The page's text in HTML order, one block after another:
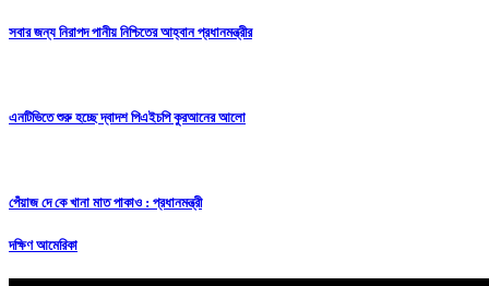
সবার জন্য নিরাপদ পানীয় নিশ্চিতের আহ্বান প্রধানমন্ত্রীর
এনটিভিতে শুরু হচ্ছে দ্বাদশ পিএইচপি কুরআনের আলো
পেঁয়াজ দে কে খানা মাত পাকাও : প্রধানমন্ত্রী
দক্ষিণ আমেরিকা